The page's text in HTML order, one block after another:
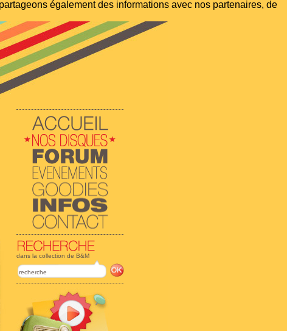
également des informations avec nos partenaires, de
dans la collection de B&M